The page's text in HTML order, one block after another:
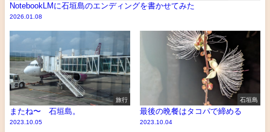
NotebookLMに石垣島のエンディングを書かせてみた
2026.01.08
旅行
またね〜 石垣島。
2023.10.05
石垣島
最後の晩餐はタコパで締める
2023.10.04